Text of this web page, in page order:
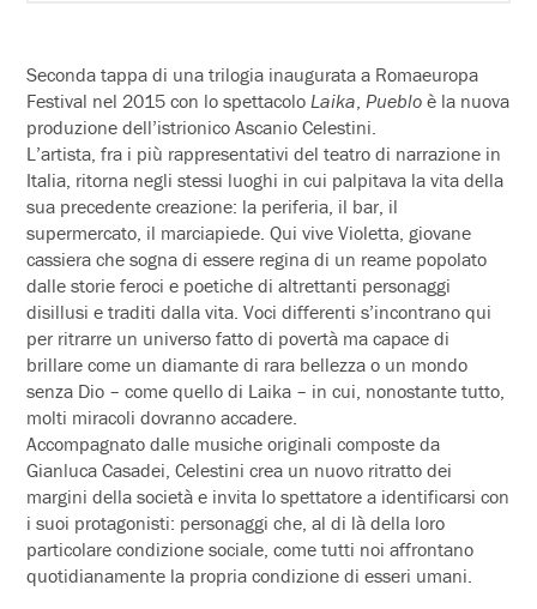
Seconda tappa di una trilogia inaugurata a Romaeuropa
Festival nel 2015 con lo spettacolo Laika Pueblo è la nuova
produzione dell’istrionico Ascanio Celestini.
L’artista, fra i più rappresentativi del teatro di narrazione in
Italia, ritorna negli stessi luoghi in cui palpitava la vita della
sua precedente creazione: la periferia, il bar, il
supermercato, il marciapiede. Qui vive Violetta, giovane
cassiera che sogna di essere regina di un reame popolato
dalle storie feroci e poetiche di altrettanti personaggi
disillusi e traditi dalla vita. Voci differenti s’incontrano qui
per ritrarre un universo fatto di povertà ma capace di
brillare come un diamante di rara bellezza o un mondo
senza Dio – come quello di Laika – in cui, nonostante tutto,
molti miracoli dovranno accadere.
Accompagnato dalle musiche originali composte da
Gianluca Casadei, Celestini crea un nuovo ritratto dei
margini della società e invita lo spettatore a identificarsi con
i suoi protagonisti: personaggi che, al di là della loro
particolare condizione sociale, come tutti noi affrontano
quotidianamente la propria condizione di esseri umani.